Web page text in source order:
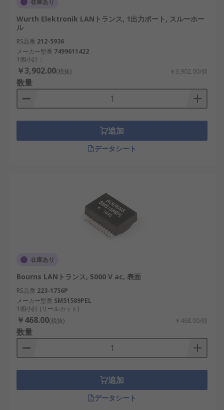
温度耐性：使用環境に応じた耐温度仕様を確
LANパルストランスの用途
多くの分野で活用され、安定した通信環境の構築に
貢献しています。
データセンター：高速通信の安定性向上
スマートグリッド：電力ネットワークの監視
産業用ロボット：日本の工場自動化システム
鉄道システム：日本の交通インフラにおける
カー
世界中で信頼されるメーカーが、高品質なLANパル
ストランスを提供しています。
Wurth Elektronik：高性能ネットワークトラ
ンスの製造
Bourns：耐久性の高いパルストランスを開発
HALO Electronics：低ノイズ設計のLANパル
在庫あり
Wurth Elektronik LANトランス, 1出力ポート, スルーホー
ル
RS品番 212-5936
メーカー型番 7499611422
1個小計：
￥3,902.00(税抜) ￥3,902.00/個
数量
追加
データシート
在庫あり
Bourns LANトランス, 5000 V ac, 表面
RS品番 223-1756P
メーカー型番 SM51589PEL
1個小計 (リールカット)
￥468.00(税抜) ￥468.00/個
数量
追加
データシート